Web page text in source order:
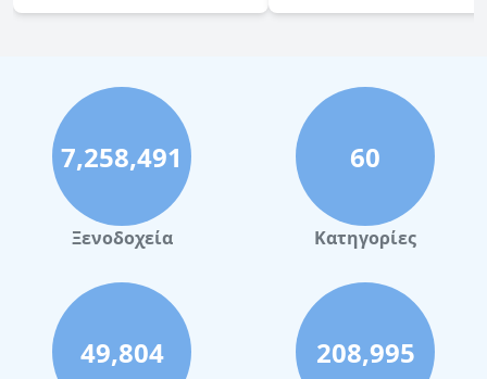
7,258,491
Ξενοδοχεία
60
Κατηγορίες
49,804 208,995